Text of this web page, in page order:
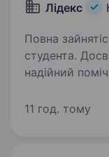
Лідекс
Повна
студента. Досвід
надійний
до
11 год. тому